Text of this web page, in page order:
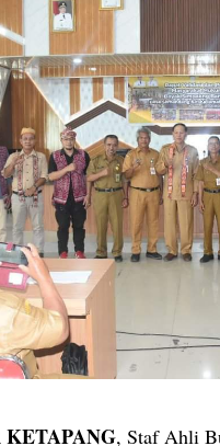
, Staf Ahli